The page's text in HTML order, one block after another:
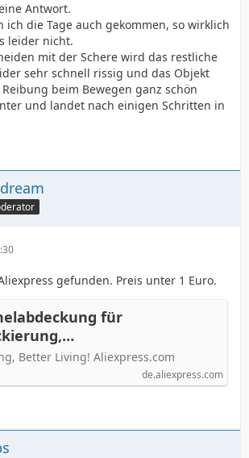
Antwort.
ich die Tage auch gekommen, so wirklich
leider nicht.
mit der Schere wird das restliche
sehr schnell rissig und das Objekt
beim Bewegen ganz schön
und landet nach einigen Schritten in
gefunden. Preis unter 1 Euro.
für
verdickte
aus
SM-Sexprodukte für
Better Living! Aliexpress.com
de.aliexpress.com